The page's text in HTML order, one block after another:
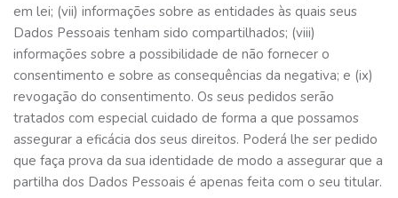
em lei; (vii) informações sobre as entidades às quais seus
Dados Pessoais tenham sido compartilhados; (viii)
informações sobre a possibilidade de não fornecer o
consentimento e sobre as consequências da negativa; e (ix)
revogação do consentimento. Os seus pedidos serão
tratados com especial cuidado de forma a que possamos
assegurar a eficácia dos seus direitos. Poderá lhe ser pedido
que faça prova da sua identidade de modo a assegurar que a
partilha dos Dados Pessoais é apenas feita com o seu titular.